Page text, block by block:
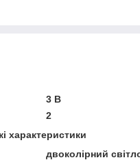
3 В
2
характеристики
двоколірний